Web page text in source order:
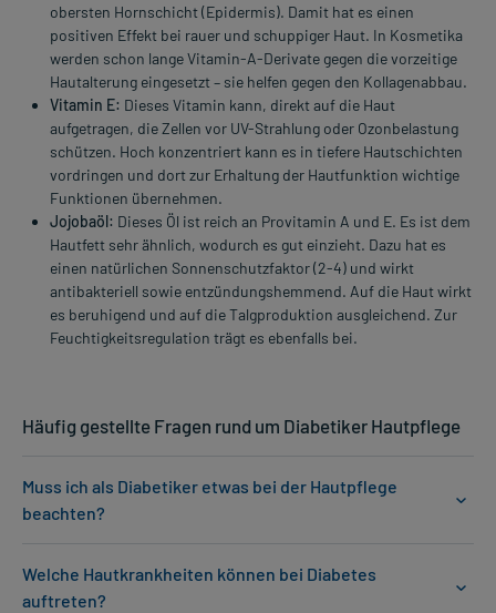
obersten Hornschicht (Epidermis). Damit hat es einen
positiven Effekt bei rauer und schuppiger Haut. In Kosmetika
werden schon lange Vitamin-A-Derivate gegen die vorzeitige
Hautalterung eingesetzt – sie helfen gegen den Kollagenabbau.
Vitamin E: Dieses Vitamin kann, direkt auf die Haut
aufgetragen, die Zellen vor UV-Strahlung oder Ozonbelastung
schützen. Hoch konzentriert kann es in tiefere Hautschichten
vordringen und dort zur Erhaltung der Hautfunktion wichtige
Funktionen übernehmen.
Jojobaöl: Dieses Öl ist reich an Provitamin A und E. Es ist dem
Hautfett sehr ähnlich, wodurch es gut einzieht. Dazu hat es
einen natürlichen Sonnenschutzfaktor (2-4) und wirkt
antibakteriell sowie entzündungshemmend. Auf die Haut wirkt
es beruhigend und auf die Talgproduktion ausgleichend. Zur
Feuchtigkeitsregulation trägt es ebenfalls bei.
Häufig gestellte Fragen rund um Diabetiker Hautpflege
Muss ich als Diabetiker etwas bei der Hautpflege
beachten?
Welche Hautkrankheiten können bei Diabetes
auftreten?